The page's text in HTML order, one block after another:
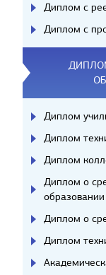
Диплом с
Диплом с
Диплом
Диплом
Диплом
Диплом о
образовании
Диплом о
Диплом